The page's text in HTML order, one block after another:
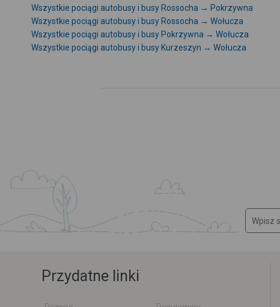
Wszystkie pociągi autobusy i busy Rossocha → Pokrzywna
Wszystkie pociągi autobusy i busy Rossocha → Wołucza
Wszystkie pociągi autobusy i busy Pokrzywna → Wołucza
Wszystkie pociągi autobusy i busy Kurzeszyn → Wołucza
Przydatne linki